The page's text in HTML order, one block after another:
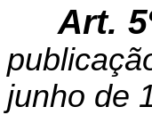
Art.
junho de